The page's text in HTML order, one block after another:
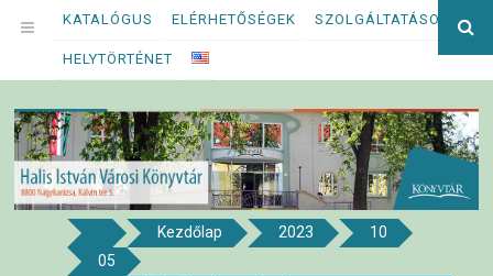
Megszakítás
OPEN
MENU
KATALÓGUS ELÉRHETŐSÉGEK SZOLGÁLTATÁSOK
HELYTÖRTÉNET
8800 NAGYKANIZSA, KÁLVIN TÉR 5.
Kezdőlap 2023
10
05